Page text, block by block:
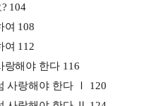
104
여 108
여 112
랑해야 한다 116
사랑해야 한다 Ⅰ 120